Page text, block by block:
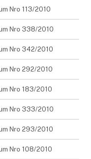
Nro 113/2010
Nro 338/2010
Nro 342/2010
Nro 292/2010
Nro 183/2010
Nro 333/2010
Nro 293/2010
Nro 108/2010